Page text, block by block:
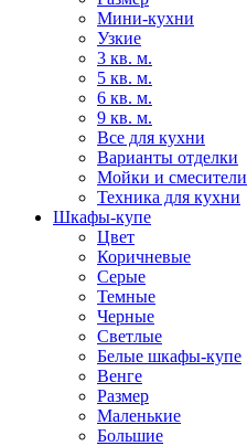
Мини-кухни
Узкие
3 кв. м.
5 кв. м.
6 кв. м.
9 кв. м.
Все для кухни
Варианты отделки
Мойки и смесители
Техника для кухни
Шкафы-купе
Цвет
Коричневые
Серые
Темные
Черные
Светлые
Белые шкафы-купе
Венге
Размер
Маленькие
Большие